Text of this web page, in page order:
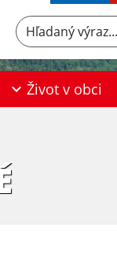
Hľadaný výraz...
Život v obci